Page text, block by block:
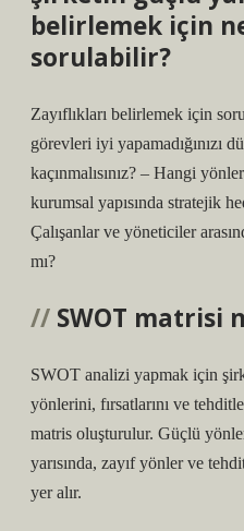
belirlemek için
sorulabilir?
Zayıflıkları belirlemek için
görevleri iyi yapamadığınızı
kaçınmalısınız? – Hangi
kurumsal yapısında stratejik
Çalışanlar ve yöneticiler
mı?
SWOT matrisi
SWOT analizi yapmak için
yönlerini, fırsatlarını ve
matris oluşturulur. Güçlü
yarısında, zayıf yönler ve
yer alır.